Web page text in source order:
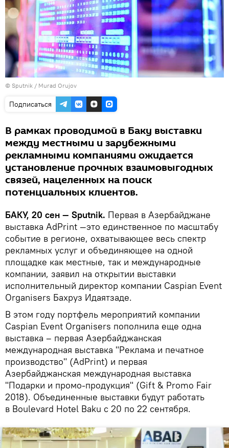
© Sputnik / Murad Orujov
Подписаться
В рамках проводимой в Баку выставки
между местными и зарубежными
рекламными компаниями ожидается
установление прочных взаимовыгодных
связей, нацеленных на поиск
потенциальных клиентов.
БАКУ, 20 сен — Sputnik. Первая в Азербайджане
выставка AdPrint —это единственное по масштабу
событие в регионе, охватывающее весь спектр
рекламных услуг и объединяющее на одной
площадке как местные, так и международные
компании, заявил на открытии выставки
исполнительный директор компании Caspian Event
Organisers Бахруз Идаятзаде.
В этом году портфель мероприятий компании
Caspian Event Organisers пополнила еще одна
выставка – первая Азербайджанская
международная выставка "Реклама и печатное
производство" (AdPrint) и первая
Азербайджанская международная выставка
"Подарки и промо-продукция" (Gift & Promo Fair
2018). Объединенные выставки будут работать
в Boulevard Hotel Baku с 20 по 22 сентября.